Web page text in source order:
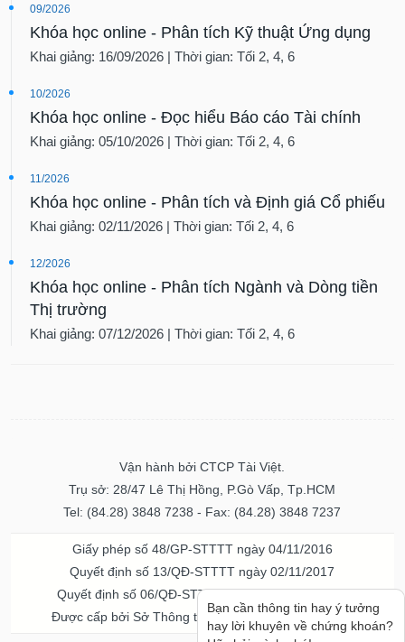
09/2026
Khóa học online - Phân tích Kỹ thuật Ứng dụng
Khai giảng: 16/09/2026 | Thời gian: Tối 2, 4, 6
10/2026
Khóa học online - Đọc hiểu Báo cáo Tài chính
Khai giảng: 05/10/2026 | Thời gian: Tối 2, 4, 6
11/2026
Khóa học online - Phân tích và Định giá Cổ phiếu
Khai giảng: 02/11/2026 | Thời gian: Tối 2, 4, 6
12/2026
Khóa học online - Phân tích Ngành và Dòng tiền
Thị trường
Khai giảng: 07/12/2026 | Thời gian: Tối 2, 4, 6
Vận hành bởi CTCP Tài Việt.
Trụ sở: 28/47 Lê Thị Hồng, P.Gò Vấp, Tp.HCM
Tel: (84.28) 3848 7238 - Fax: (84.28) 3848 7237
Giấy phép số 48/GP-STTTT ngày 04/11/2016
Quyết định số 13/QĐ-STTTT ngày 02/11/2017
Quyết định số 06/QĐ-STTTT-ICP ngày 20/07/2023
Được cấp bởi Sở Thông tin và Truyền thông TPHCM
Bạn cần thông tin hay ý tưởng
hay lời khuyên về chứng khoán?